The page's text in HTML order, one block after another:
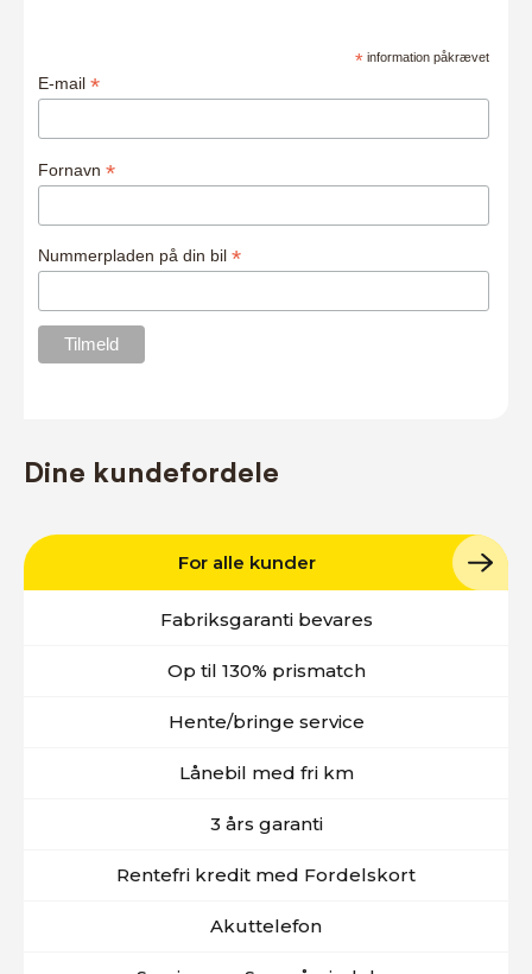
* information påkrævet
E-mail*
Fornavn*
Nummerpladen på din bil*
Dine kundefordele
For alle kunder
Fabriksgaranti bevares
Op til 130% prismatch
Hente/bringe service
Lånebil med fri km
3 års garanti
Rentefri kredit med Fordelskort
Akuttelefon